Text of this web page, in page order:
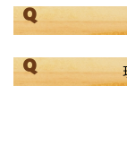
Q
Q